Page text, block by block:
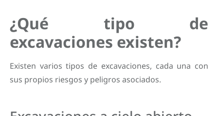
¿Qué tipo de
excavaciones existen?
Existen varios tipos de excavaciones, cada una con
sus propios riesgos y peligros asociados.